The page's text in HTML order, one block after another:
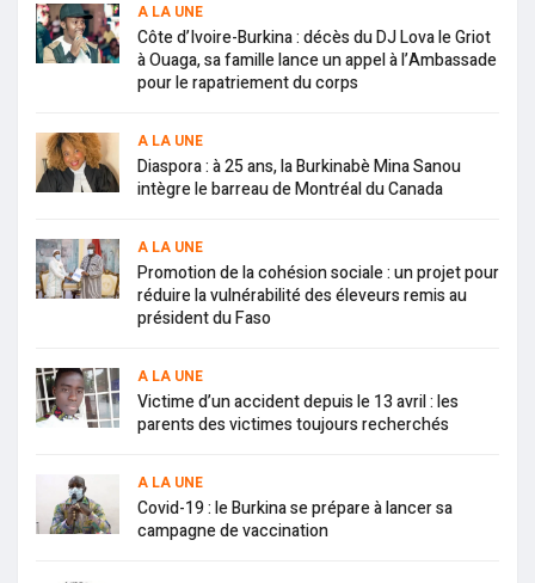
A LA UNE
Côte d’Ivoire-Burkina : décès du DJ Lova le Griot
à Ouaga, sa famille lance un appel à l’Ambassade
pour le rapatriement du corps
A LA UNE
Diaspora : à 25 ans, la Burkinabè Mina Sanou
intègre le barreau de Montréal du Canada
A LA UNE
Promotion de la cohésion sociale : un projet pour
réduire la vulnérabilité des éleveurs remis au
président du Faso
A LA UNE
Victime d’un accident depuis le 13 avril : les
parents des victimes toujours recherchés
A LA UNE
Covid-19 : le Burkina se prépare à lancer sa
campagne de vaccination